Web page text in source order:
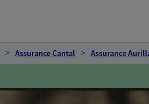
Assurance Cantal Assurance